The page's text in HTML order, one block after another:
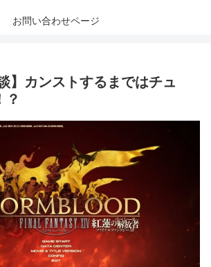
お問い合わせページ
】カンストするまではチュ
？